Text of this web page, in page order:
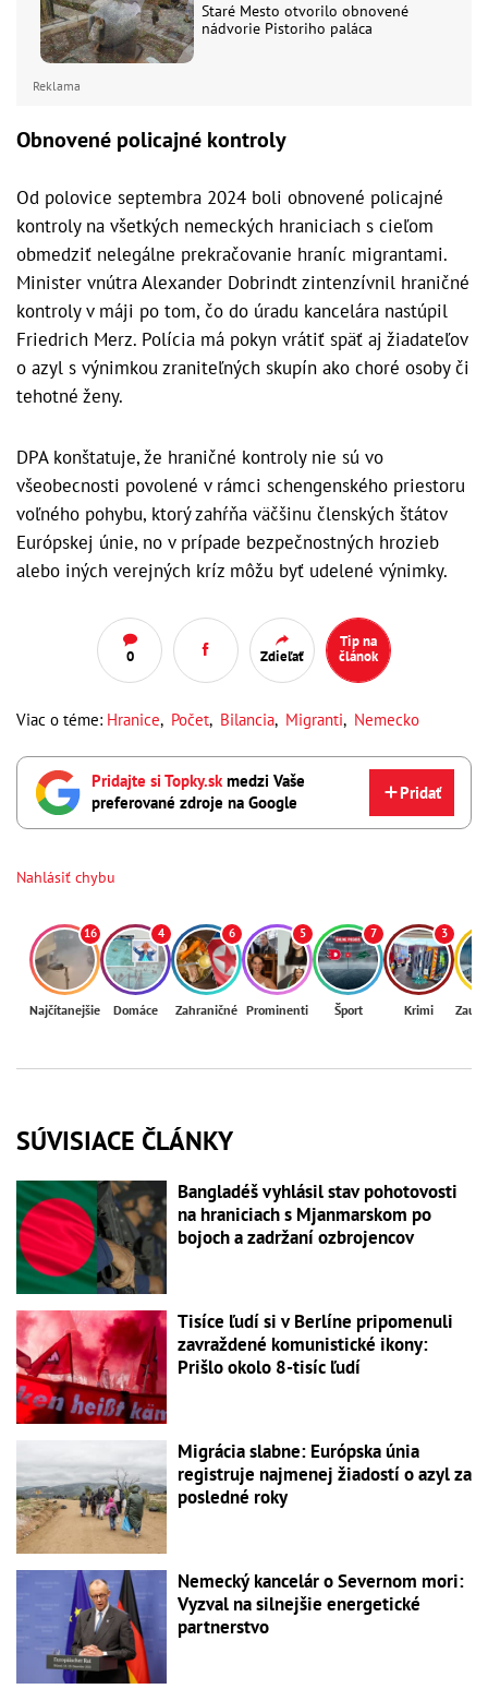
Staré Mesto otvorilo obnovené
nádvorie Pistoriho paláca
Reklama
Obnovené policajné kontroly
Od polovice septembra 2024 boli obnovené policajné
kontroly na všetkých nemeckých hraniciach s cieľom
obmedziť nelegálne prekračovanie hraníc migrantami.
Minister vnútra Alexander Dobrindt zintenzívnil hraničné
kontroly v máji po tom, čo do úradu kancelára nastúpil
Friedrich Merz. Polícia má pokyn vrátiť späť aj žiadateľov
o azyl s výnimkou zraniteľných skupín ako choré osoby či
tehotné ženy.
DPA konštatuje, že hraničné kontroly nie sú vo
všeobecnosti povolené v rámci schengenského priestoru
voľného pohybu, ktorý zahŕňa väčšinu členských štátov
Európskej únie, no v prípade bezpečnostných hrozieb
alebo iných verejných kríz môžu byť udelené výnimky.
0 Zdieľať
Tip na
článok
Viac o téme: Hranice, Počet, Bilancia, Migranti, Nemecko
Pridajte si Topky.skmedzi Vaše
preferované zdroje na Google
Pridať
Nahlásiť chybu
16
Najčítanejšie
4
Domáce
6
Zahraničné
5
Prominenti
7
Šport
3
Krimi
SÚVISIACE ČLÁNKY
Bangladéš vyhlásil stav pohotovosti
na hraniciach s Mjanmarskom po
bojoch a zadržaní ozbrojencov
Tisíce ľudí si v Berlíne pripomenuli
zavraždené komunistické ikony:
Prišlo okolo 8-tisíc ľudí
Migrácia slabne: Európska únia
registruje najmenej žiadostí o azyl za
posledné roky
Nemecký kancelár o Severnom mori:
Vyzval na silnejšie energetické
partnerstvo